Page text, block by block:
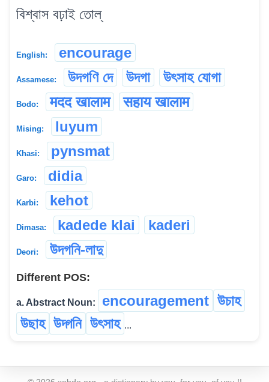
বিশ্বাস বঢ়াই তোল্
English: encourage
Assamese: উদগণি দে উদগা উৎসাহ যোগা
Bodo: मदद खालाम सहाय खालाम
Mising: luyum
Khasi: pynsmat
Garo: didia
Karbi: kehot
Dimasa: kadede klai kaderi
Deori: উদগনি-লাদু
Different POS:
a. Abstract Noun: encouragement উচাহ
উছাহ উদ্গনি উৎসাহ ...